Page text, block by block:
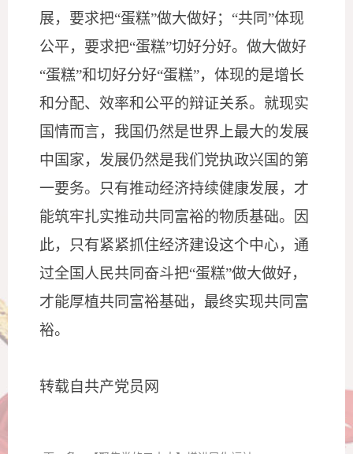
展，要求把“蛋糕”做大做好；“共同”体现
公平，要求把“蛋糕”切好分好。做大做好
“蛋糕”和切好分好“蛋糕”，体现的是增长
和分配、效率和公平的辩证关系。就现实
国情而言，我国仍然是世界上最大的发展
中国家，发展仍然是我们党执政兴国的第
一要务。只有推动经济持续健康发展，才
能筑牢扎实推动共同富裕的物质基础。因
此，只有紧紧抓住经济建设这个中心，通
过全国人民共同奋斗把“蛋糕”做大做好，
才能厚植共同富裕基础，最终实现共同富
裕。
转载自共产党员网